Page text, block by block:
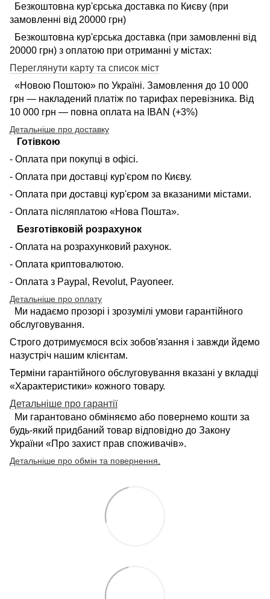
Безкоштовна кур'єрська доставка по Києву (при
замовленні від 20000 грн)
Безкоштовна кур'єрська доставка (при замовленні від
20000 грн) з оплатою при отриманні у містах:
Переглянути карту та список міст
«Новою Поштою» по Україні. Замовлення до 10 000
грн — накладений платіж по тарифах перевізника. Від
10 000 грн — повна оплата на IBAN (+3%)
Детальніше про доставку
Готівкою
- Оплата при покупці в офісі.
- Оплата при доставці кур'єром по Києву.
- Оплата при доставці кур'єром за вказаними містами.
- Оплата післяплатою «Нова Пошта».
Безготівковій розрахунок
- Оплата на розрахунковий рахунок.
- Оплата криптовалютою.
- Оплата з Paypal, Revolut, Payoneer.
Детальніше про оплату
Ми надаємо прозорі і зрозумілі умови гарантійного
обслуговування.
Строго дотримуємося всіх зобов'язання і завжди йдемо
назустріч нашим клієнтам.
Терміни гарантійного обслуговування вказані у вкладці
«Характеристики» кожного товару.
Детальніше про гарантії
Ми гарантовано обміняємо або повернемо кошти за
будь-який придбаний товар відповідно до Закону
України «Про захист прав споживачів».
Детальніше про обмін та повернення